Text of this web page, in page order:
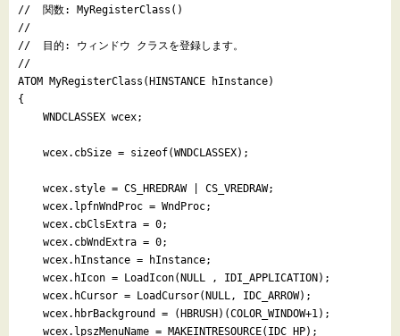
//  関数: MyRegisterClass()
//
//  目的: ウィンドウ クラスを登録します。
//
ATOM MyRegisterClass(HINSTANCE hInstance)
{
    WNDCLASSEX wcex;
    wcex.cbSize = sizeof(WNDCLASSEX);
    wcex.style = CS_HREDRAW | CS_VREDRAW;
    wcex.lpfnWndProc = WndProc;
    wcex.cbClsExtra = 0;
    wcex.cbWndExtra = 0;
    wcex.hInstance = hInstance;
    wcex.hIcon = LoadIcon(NULL , IDI_APPLICATION);
    wcex.hCursor = LoadCursor(NULL, IDC_ARROW);
    wcex.hbrBackground = (HBRUSH)(COLOR_WINDOW+1);
    wcex.lpszMenuName = MAKEINTRESOURCE(IDC_HP);